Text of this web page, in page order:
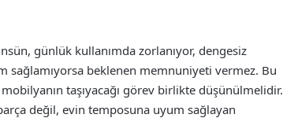
günlük kullanımda zorlanıyor, dengesiz
sağlamıyorsa beklenen memnuniyeti vermez. Bu
taşıyacağı görev birlikte düşünülmelidir.
değil, evin temposuna uyum sağlayan